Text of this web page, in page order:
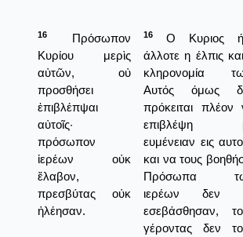
16
Πρόσωπον
Κυρίου μερὶς
αὐτῶν, οὐ
προσθήσει
ἐπιβλέπψαι
αὐτοῖς·
πρόσωπον
ἱερέων οὐκ
ἔλαβον,
πρεσβύτας οὐκ
ἠλέησαν.
16
Ο Κυριος
άλλοτε η έλπις
κληρονομία
Αυτός όμως
πρόκειται πλέον
επιβλέψη
ευμένειαν εις
και να τους
Πρόσωπα
ιερέων δεν
εσεβάσθησαν,
γέροντας δεν